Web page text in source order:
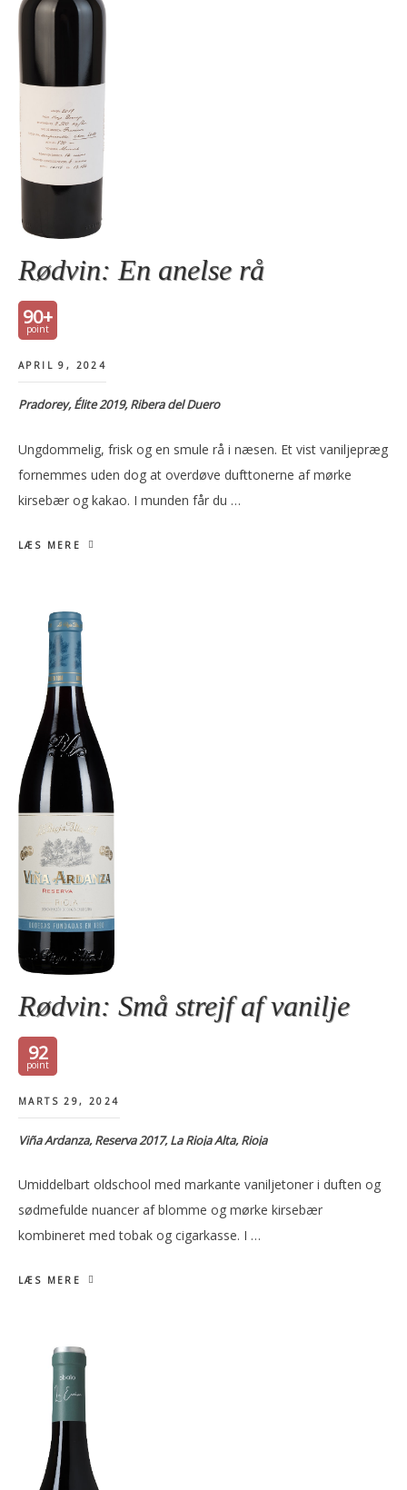
Rødvin: En anelse rå
90+
APRIL 9, 2024
Pradorey, Élite 2019, Ribera del Duero
Ungdommelig, frisk og en smule rå i næsen. Et vist vaniljepræg
fornemmes uden dog at overdøve dufttonerne af mørke
kirsebær og kakao. I munden får du …
LÆS MERE
Rødvin: Små strejf af vanilje
92
MARTS 29, 2024
Viña Ardanza, Reserva 2017, La Rioja Alta, Rioja
Umiddelbart oldschool med markante vaniljetoner i duften og
sødmefulde nuancer af blomme og mørke kirsebær
kombineret med tobak og cigarkasse. I …
LÆS MERE